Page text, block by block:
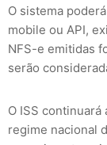
O sistema
mobile ou API,
NFS-e emitidas
serão
O ISS
regime nacional